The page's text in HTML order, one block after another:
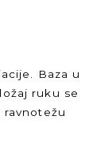
Baza u
ruku se